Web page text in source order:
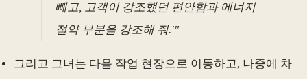
빼고, 고객이 강조했던 편안함과 에너지
절약 부분을 강조해 줘.'"
그리고 그녀는 다음 작업 현장으로 이동하고, 나중에 차